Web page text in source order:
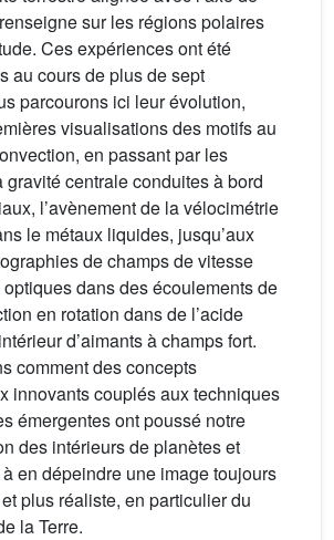
sur les régions polaires
Ces expériences ont été
au cours de plus de sept
parcourons ici leur évolution,
visualisations des motifs au
en passant par les
gravité centrale conduites à bord
l’avènement de la vélocimétrie
le métaux liquides, jusqu’aux
de champs de vitesse
dans des écoulements de
en rotation dans de l’acide
d’aimants à champs fort.
comment des concepts
innovants couplés aux techniques
émergentes ont poussé notre
des intérieurs de planètes et
en dépeindre une image toujours
plus réaliste, en particulier du
la Terre.